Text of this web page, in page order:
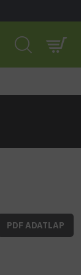
PDF ADATLAP